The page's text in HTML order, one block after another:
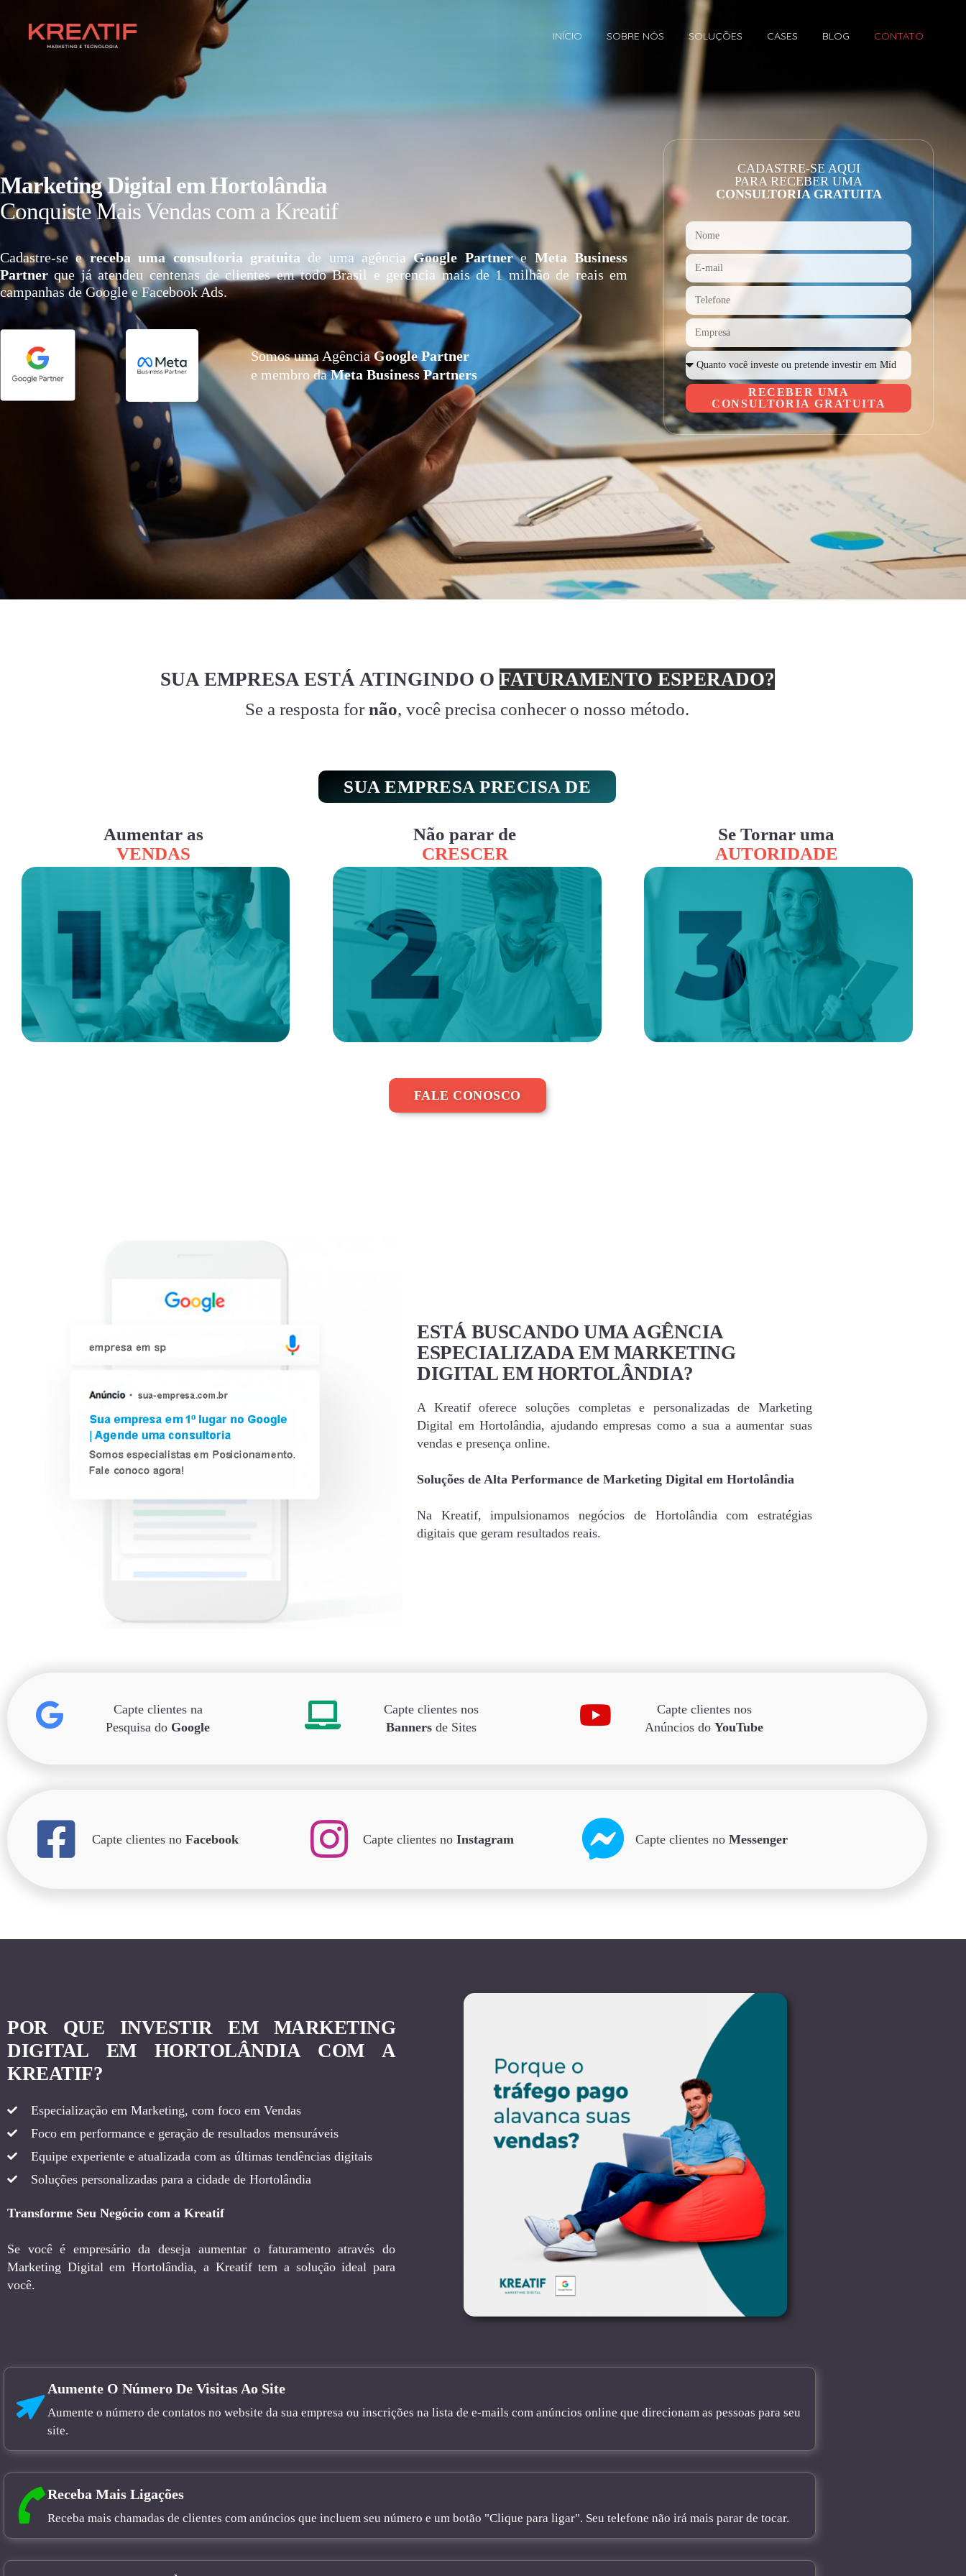
INÍCIO SOBRE NÓS SOLUÇÕES CASES BLOG CONTATO
Marketing Digital em Hortolândia
Conquiste Mais Vendas com a Kreatif
Cadastre-se e receba uma consultoria gratuita de uma agênciaGoogle Partnere Meta Business
Partner que já atendeu centenas de clientes em todo Brasil e gerencia mais de 1 milhão de reais em
campanhas de Google e Facebook Ads.
Somos uma AgênciaGoogle Partner
e membro daMeta Business Partners
CADASTRE-SE AQUI
PARA RECEBER UMA
CONSULTORIA GRATUITA
RECEBER UMA
CONSULTORIA GRATUITA
SUA EMPRESA ESTÁ ATINGINDO O FATURAMENTO ESPERADO?
Se a resposta for não, você precisa conhecer o nosso método.
SUA EMPRESA PRECISA DE
Aumentar as
VENDAS
Não parar de
CRESCER
Se Tornar uma
AUTORIDADE
FALE CONOSCO
ESTÁ BUSCANDO UMA AGÊNCIA
ESPECIALIZADA EM MARKETING
DIGITAL EM HORTOLÂNDIA?
A Kreatif oferece soluções completas e personalizadas de Marketing
Digital em Hortolândia, ajudando empresas como a sua a aumentar suas
vendas e presença online.
Soluções de Alta Performance de Marketing Digital em Hortolândia
Na Kreatif, impulsionamos negócios de Hortolândia com estratégias
digitais que geram resultados reais.
Capte clientes na
Pesquisa do Google
Capte clientes nos
Bannersde Sites
Capte clientes nos
Anúncios doYouTube
Capte clientes no Facebook Capte clientes no Instagram Capte clientes no Messenger
POR QUE INVESTIR EM MARKETING
DIGITAL EM HORTOLÂNDIA COM A
KREATIF?
Especialização em Marketing, com foco em Vendas
Foco em performance e geração de resultados mensuráveis
Equipe experiente e atualizada com as últimas tendências digitais
Soluções personalizadas para a cidade de Hortolândia
Transforme Seu Negócio com a Kreatif
Se você é empresário da deseja aumentar o faturamento através do
Marketing Digital em Hortolândia, a Kreatif tem a solução ideal para
você.
Aumente O Número De Visitas Ao Site
Aumente o número de contatos no website da sua empresa ou inscrições na lista de e-mails com anúncios online que direcionam as pessoas para seu
site.
Receba Mais Ligações
Receba mais chamadas de clientes com anúncios que incluem seu número e um botão "Clique para ligar". Seu telefone não irá mais parar de tocar.